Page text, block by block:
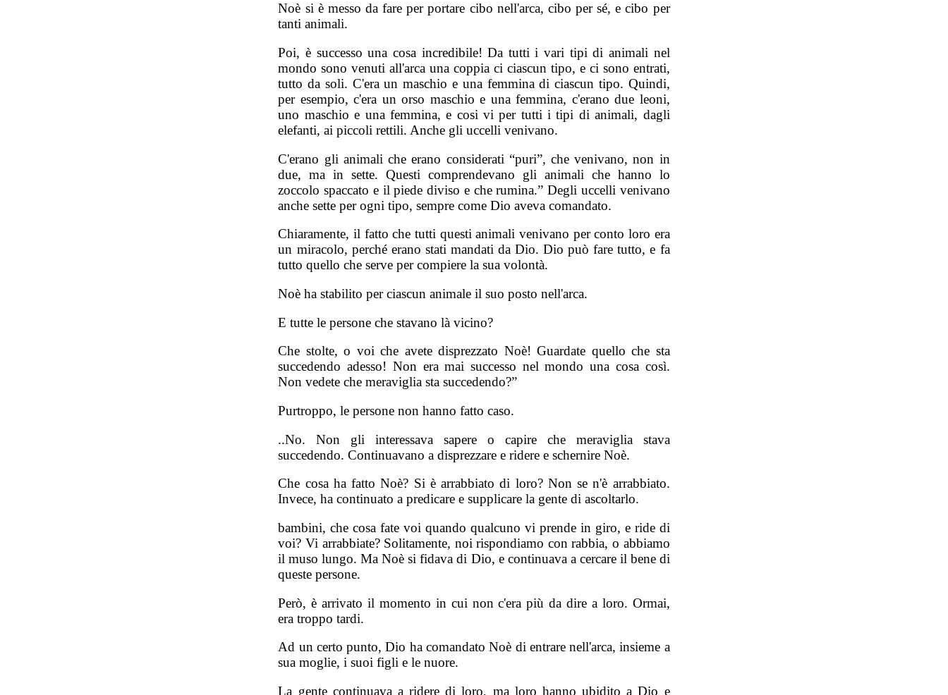
Noè si è messo da fare per portare cibo nell'arca, cibo per sé, e cibo per
tanti animali.
Poi, è successo una cosa incredibile! Da tutti i vari tipi di animali nel
mondo sono venuti all'arca una coppia ci ciascun tipo, e ci sono entrati,
tutto da soli. C'era un maschio e una femmina di ciascun tipo. Quindi,
per esempio, c'era un orso maschio e una femmina, c'erano due leoni,
uno maschio e una femmina, e cosi vi per tutti i tipi di animali, dagli
elefanti, ai piccoli rettili. Anche gli uccelli venivano.
C'erano gli animali che erano considerati “puri”, che venivano, non in
due, ma in sette. Questi comprendevano gli animali che hanno lo
zoccolo spaccato e il piede diviso e che rumina.” Degli uccelli venivano
anche sette per ogni tipo, sempre come Dio aveva comandato.
Chiaramente, il fatto che tutti questi animali venivano per conto loro era
un miracolo, perché erano stati mandati da Dio. Dio può fare tutto, e fa
tutto quello che serve per compiere la sua volontà.
Noè ha stabilito per ciascun animale il suo posto nell'arca.
E tutte le persone che stavano là vicino?
Che stolte, o voi che avete disprezzato Noè! Guardate quello che sta
succedendo adesso! Non era mai successo nel mondo una cosa così.
Non vedete che meraviglia sta succedendo?”
Purtroppo, le persone non hanno fatto caso.
..No. Non gli interessava sapere o capire che meraviglia stava
succedendo. Continuavano a disprezzare e ridere e schernire Noè.
Che cosa ha fatto Noè? Si è arrabbiato di loro? Non se n'è arrabbiato.
Invece, ha continuato a predicare e supplicare la gente di ascoltarlo.
bambini, che cosa fate voi quando qualcuno vi prende in giro, e ride di
voi? Vi arrabbiate? Solitamente, noi rispondiamo con rabbia, o abbiamo
il muso lungo. Ma Noè si fidava di Dio, e continuava a cercare il bene di
queste persone.
Però, è arrivato il momento in cui non c'era più da dire a loro. Ormai,
era troppo tardi.
Ad un certo punto, Dio ha comandato Noè di entrare nell'arca, insieme a
sua moglie, i suoi figli e le nuore.
La gente continuava a ridere di loro, ma loro hanno ubidito a Dio e